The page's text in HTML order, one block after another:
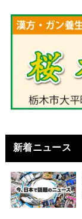
新着ニュース